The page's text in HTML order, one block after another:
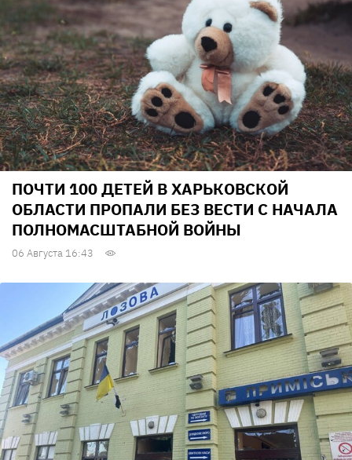
ПОЧТИ 100 ДЕТЕЙ В ХАРЬКОВСКОЙ
ОБЛАСТИ ПРОПАЛИ БЕЗ ВЕСТИ С НАЧАЛА
ПОЛНОМАСШТАБНОЙ ВОЙНЫ
06 Августа 16:43